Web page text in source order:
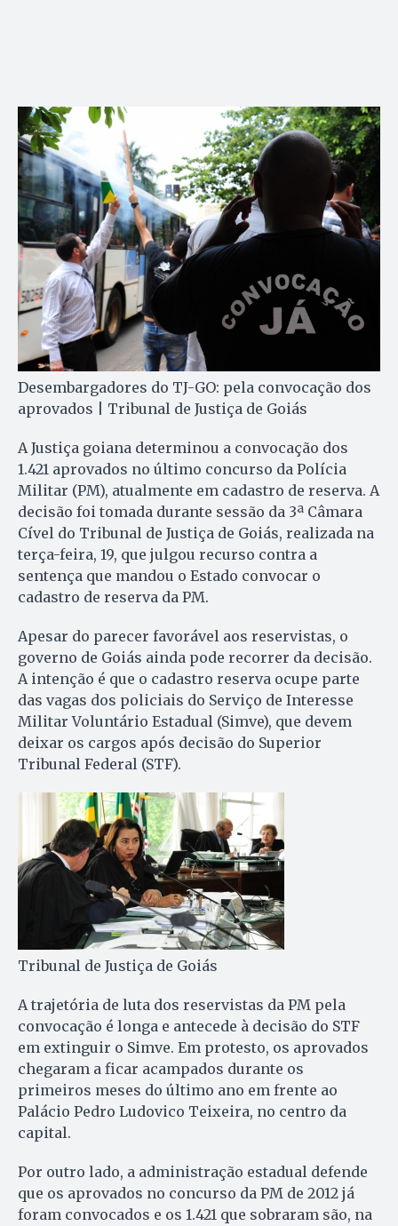
Desembargadores do TJ-GO: pela convocação dos
aprovados | Tribunal de Justiça de Goiás
A Justiça goiana determinou a convocação dos
1.421 aprovados no último concurso da Polícia
Militar (PM), atualmente em cadastro de reserva. A
decisão foi tomada durante sessão da 3ª Câmara
Cível do Tribunal de Justiça de Goiás, realizada na
terça-feira, 19, que julgou recurso contra a
sentença que mandou o Estado convocar o
cadastro de reserva da PM.
Apesar do parecer favorável aos reservistas, o
governo de Goiás ainda pode recorrer da decisão.
A intenção é que o cadastro reserva ocupe parte
das vagas dos policiais do Serviço de Interesse
Militar Voluntário Estadual (Simve), que devem
deixar os cargos após decisão do Superior
Tribunal Federal (STF).
Tribunal de Justiça de Goiás
A trajetória de luta dos reservistas da PM pela
convocação é longa e antecede à decisão do STF
em extinguir o Simve. Em protesto, os aprovados
chegaram a ficar acampados durante os
primeiros meses do último ano em frente ao
Palácio Pedro Ludovico Tei­xei­ra, no centro da
capital.
Por outro lado, a administração estadual defende
que os aprovados no concurso da PM de 2012 já
foram convocados e os 1.421 que sobraram são, na